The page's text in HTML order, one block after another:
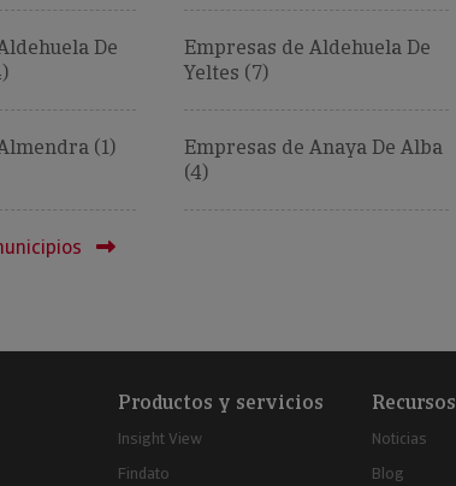
De
Empresas de Aldehuela De
Yeltes (7)
(1)
Empresas de Anaya De Alba
(4)
Productos y servicios
Insight View
Findato
Recursos
Noticias
Blog